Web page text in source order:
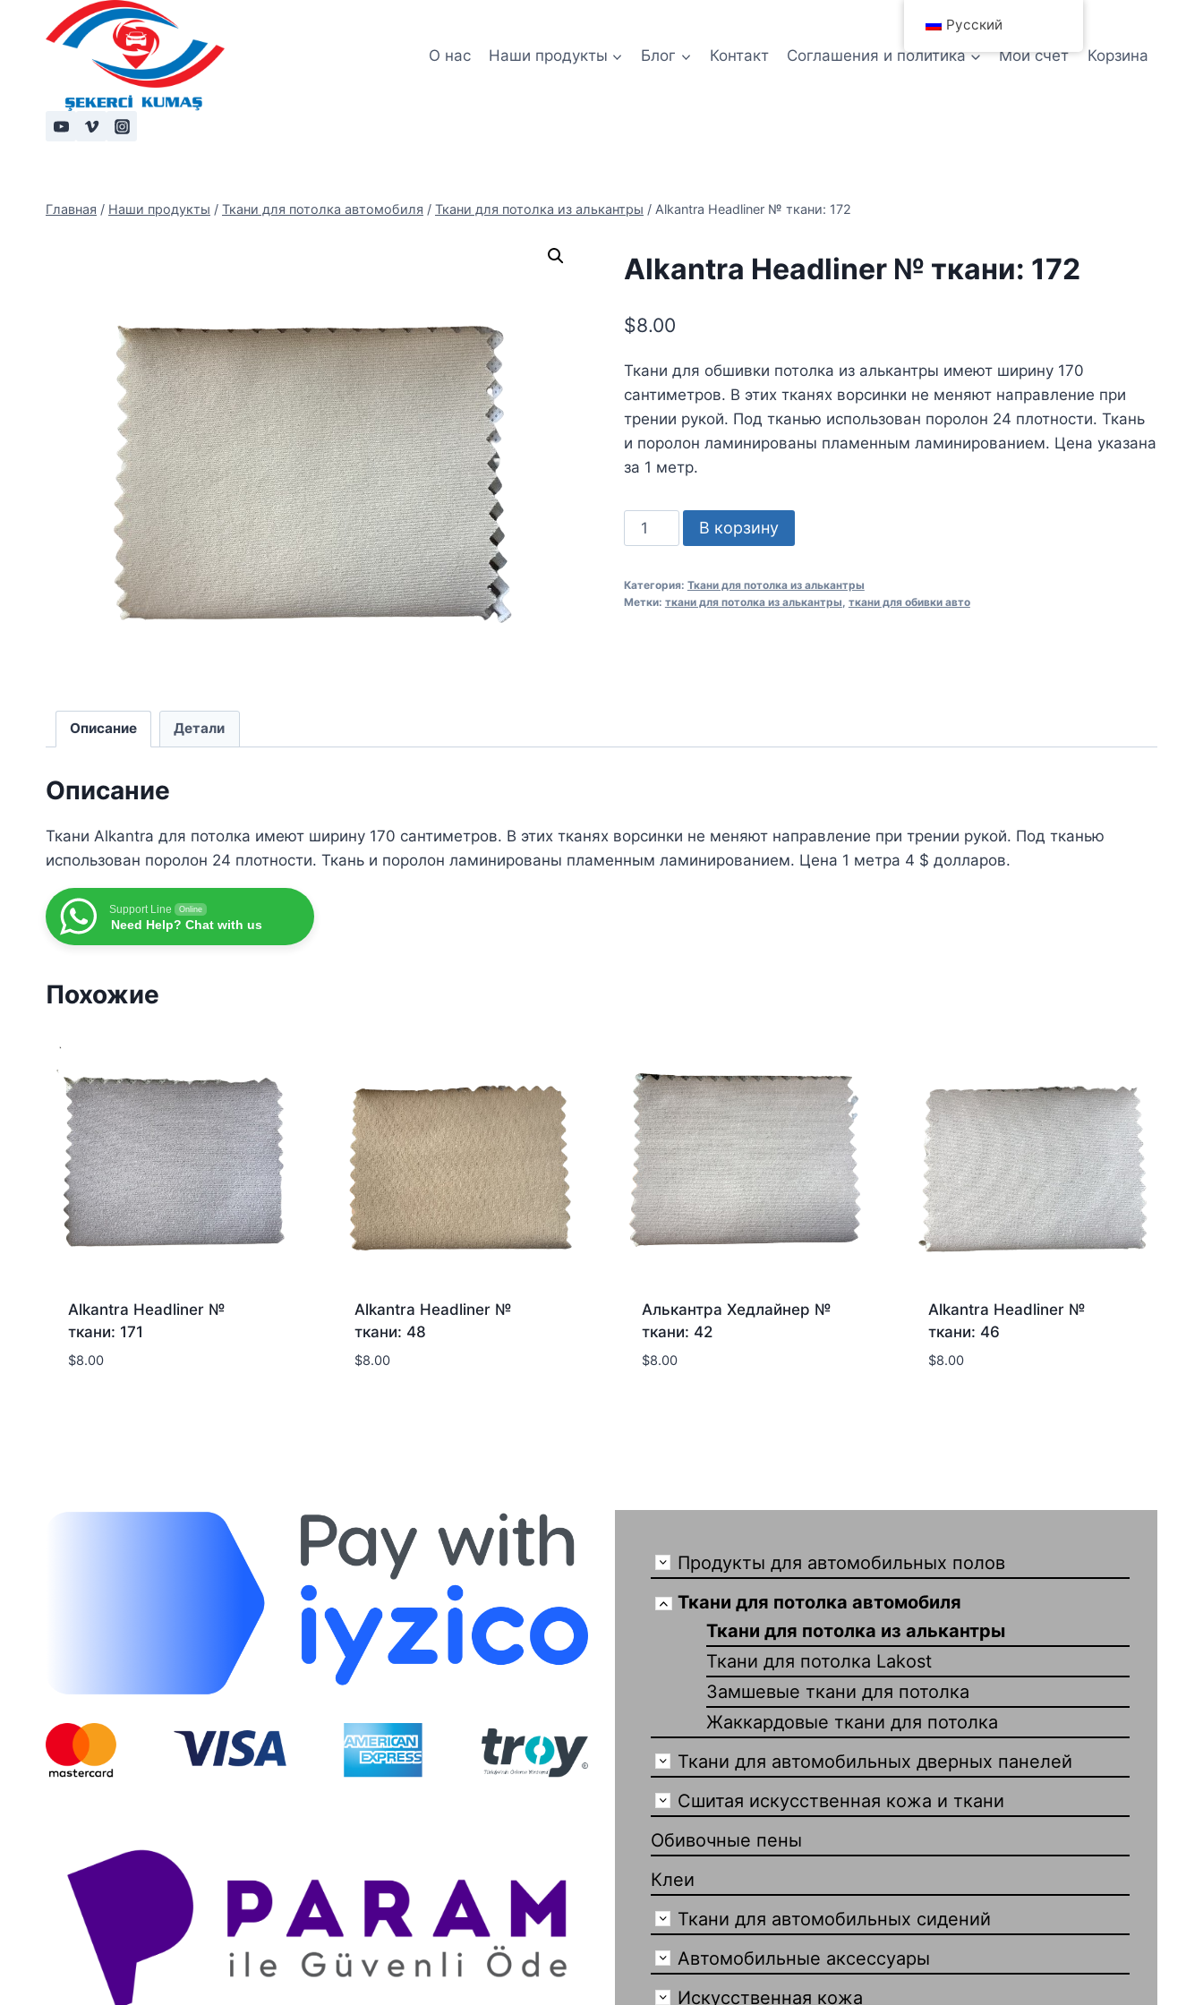
содержимому
О нас Наши продукты Блог Контакт Соглашения и политика Мой счет Корзина
Главная / Наши продукты / Ткани для потолка автомобиля / Ткани для потолка из алькантры / Alkantra Headliner № ткани: 172
Alkantra Headliner № ткани: 172
$8.00
Ткани для обшивки потолка из алькантры имеют ширину 170
сантиметров. В этих тканях ворсинки не меняют направление при
трении рукой. Под тканью использован поролон 24 плотности. Ткань
и поролон ламинированы пламенным ламинированием. Цена указана
за 1 метр.
Количество
товара
Headliner
В корзину
Категория: Ткани для потолка из алькантры
Метки: ткани для потолка из алькантры, ткани для обивки авто
Описание Детали
Описание
Ткани Alkantra для потолка имеют ширину 170 сантиметров. В этих тканях ворсинки не меняют направление при трении рукой. Под тканью
использован поролон 24 плотности. Ткань и поролон ламинированы пламенным ламинированием. Цена 1 метра 4 $ долларов.
Support Line Online
Need Help? Chat with us
Похожие
Alkantra Headliner №
ткани: 171
$8.00
Alkantra Headliner №
ткани: 48
$8.00
Алькантра Хедлайнер №
ткани: 42
$8.00
Alkantra Headliner №
ткани: 46
$8.00
Продукты для автомобильных полов
Ткани для потолка автомобиля
Ткани для потолка из алькантры
Ткани для потолка Lakost
Замшевые ткани для потолка
Жаккардовые ткани для потолка
Ткани для автомобильных дверных панелей
Сшитая искусственная кожа и ткани
Обивочные пены
Клеи
Ткани для автомобильных сидений
Автомобильные аксессуары
Искусственная кожа
Русский